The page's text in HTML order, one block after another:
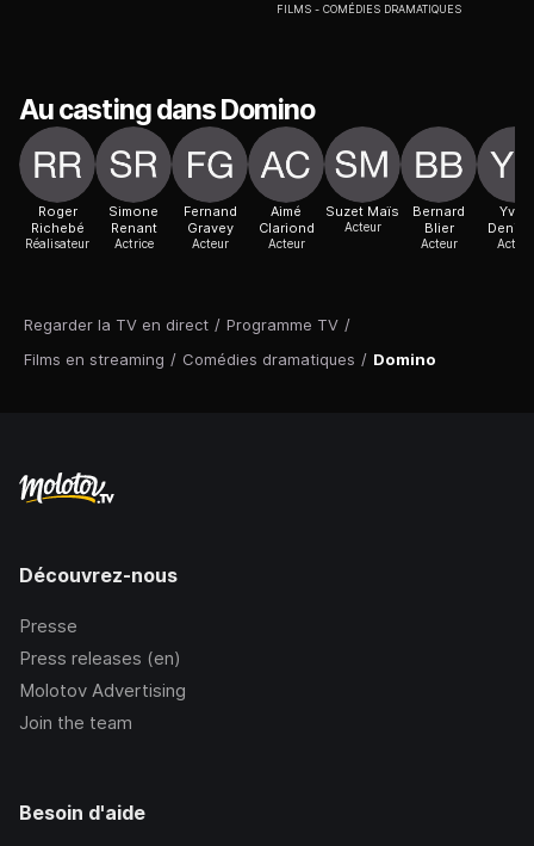
Regarder la TV en direct / Programme TV /
Films en streaming / Comédies dramatiques / Domino
FILMS COMÉDIES DRAMATIQUES
Au casting dans Domino
Roger
Richebé
Réalisateur
Simone
Renant
Actrice
Fernand
Gravey
Acteur
Aimé
Clariond
Acteur
Suzet Maïs
Acteur
Bernard
Blier
Acteur
Yves
Acteur
Découvrez-nous
Presse
Press releases (en)
Molotov Advertising
Join the team
Besoin d'aide